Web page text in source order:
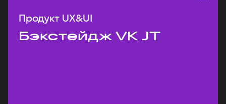
Продукт UX&UI
Бэкстейдж VK JT